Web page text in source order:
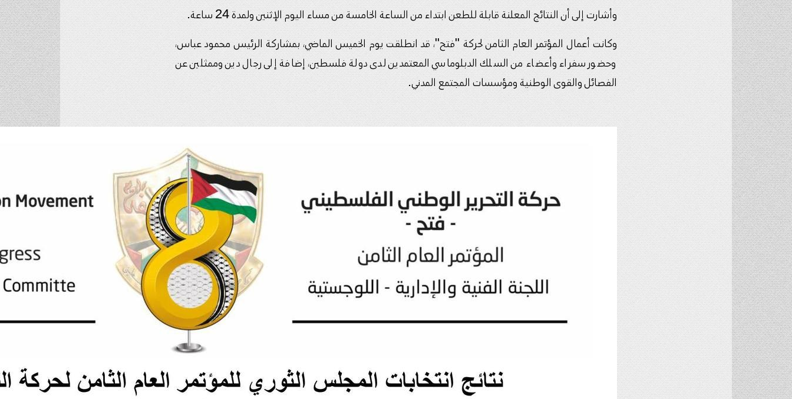
وأشارت إلى أن النتائج المعلنة قابلة للطعن ابتداء من الساعة الخامسة من مساء اليوم الإثنين ولمدة 24 ساعة.
وكانت أعمال المؤتمر العام الثامن لحركة "فتح"، قد انطلقت يوم الخميس الماضي، بمشاركة الرئيس محمود عباس،
وحضور سفراء وأعضاء من السلك الدبلوماسي المعتمدين لدى دولة فلسطين، إضافة إلى رجال دين وممثلين عن
الفصائل والقوى الوطنية ومؤسسات المجتمع المدني.